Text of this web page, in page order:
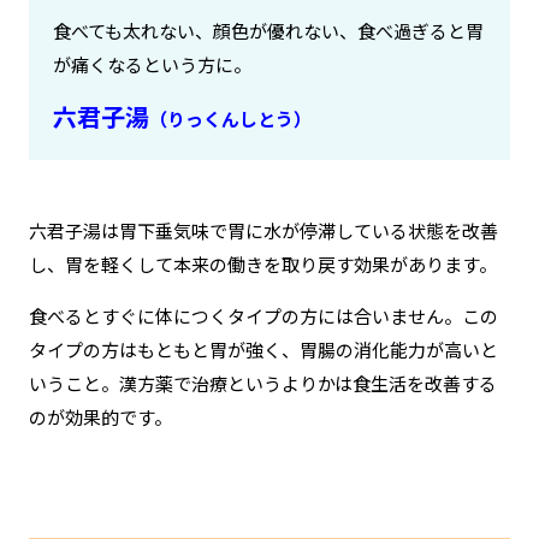
食べても太れない、顔色が優れない、食べ過ぎると胃
が痛くなるという方に。
六君子湯 （りっくんしとう）
六君子湯は胃下垂気味で胃に水が停滞している状態を改善
し、胃を軽くして本来の働きを取り戻す効果があります。
食べるとすぐに体につくタイプの方には合いません。この
タイプの方はもともと胃が強く、胃腸の消化能力が高いと
いうこと。漢方薬で治療というよりかは食生活を改善する
のが効果的です。